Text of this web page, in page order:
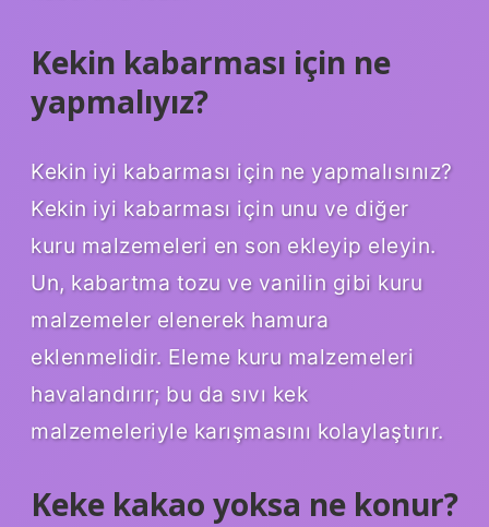
Kekin kabarması için ne
yapmalıyız?
Kekin iyi kabarması için ne yapmalısınız?
Kekin iyi kabarması için unu ve diğer
kuru malzemeleri en son ekleyip eleyin.
Un, kabartma tozu ve vanilin gibi kuru
malzemeler elenerek hamura
eklenmelidir. Eleme kuru malzemeleri
havalandırır; bu da sıvı kek
malzemeleriyle karışmasını kolaylaştırır.
Keke kakao yoksa ne konur?